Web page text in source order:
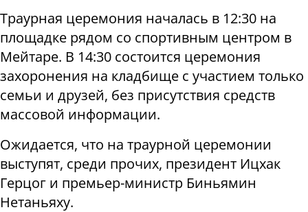
Траурная церемония началась в 12:30 на
площадке рядом со спортивным центром в
Мейтаре. В 14:30 состоится церемония
захоронения на кладбище с участием только
семьи и друзей, без присутствия средств
массовой информации.
Ожидается, что на траурной церемонии
выступят, среди прочих, президент Ицхак
Герцог и премьер-министр Биньямин
Нетаньяху.